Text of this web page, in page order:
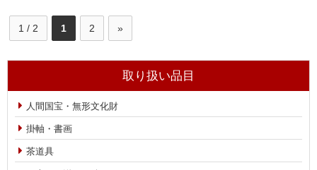
1 / 2 1 2 »
取り扱い品目
人間国宝・無形文化財
掛軸・書画
茶道具